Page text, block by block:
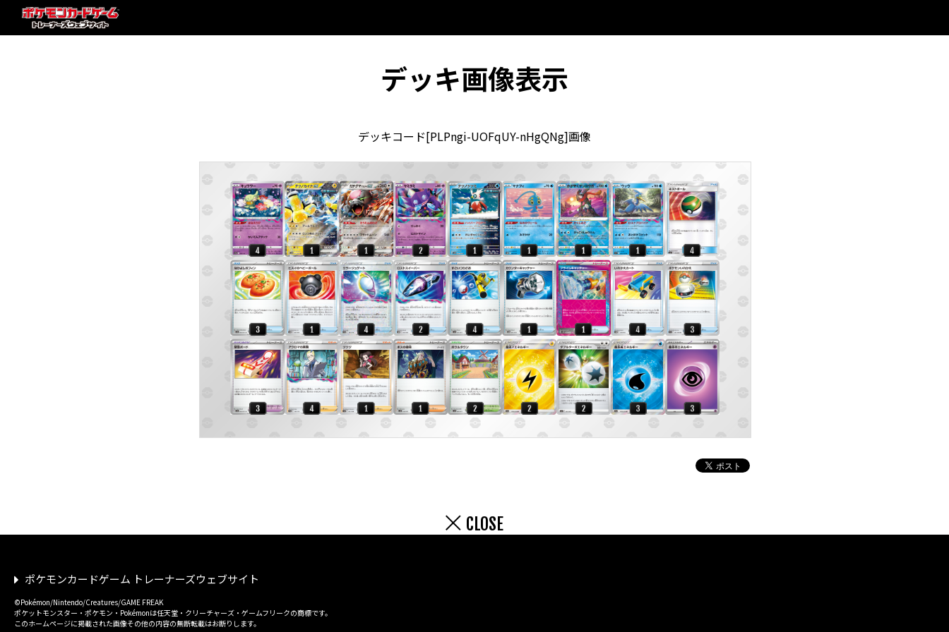
デッキ画像表示
デッキコード[PLPngi-UOFqUY-nHgQNg]画像
CLOSE
ポケモンカードゲーム トレーナーズウェブサイト
©Pokémon/Nintendo/Creatures/GAME FREAK
ポケットモンスター・ポケモン・Pokémonは任天堂・クリーチャーズ・ゲームフリークの商標です。
このホームページに掲載された画像その他の内容の無断転載はお断りします。